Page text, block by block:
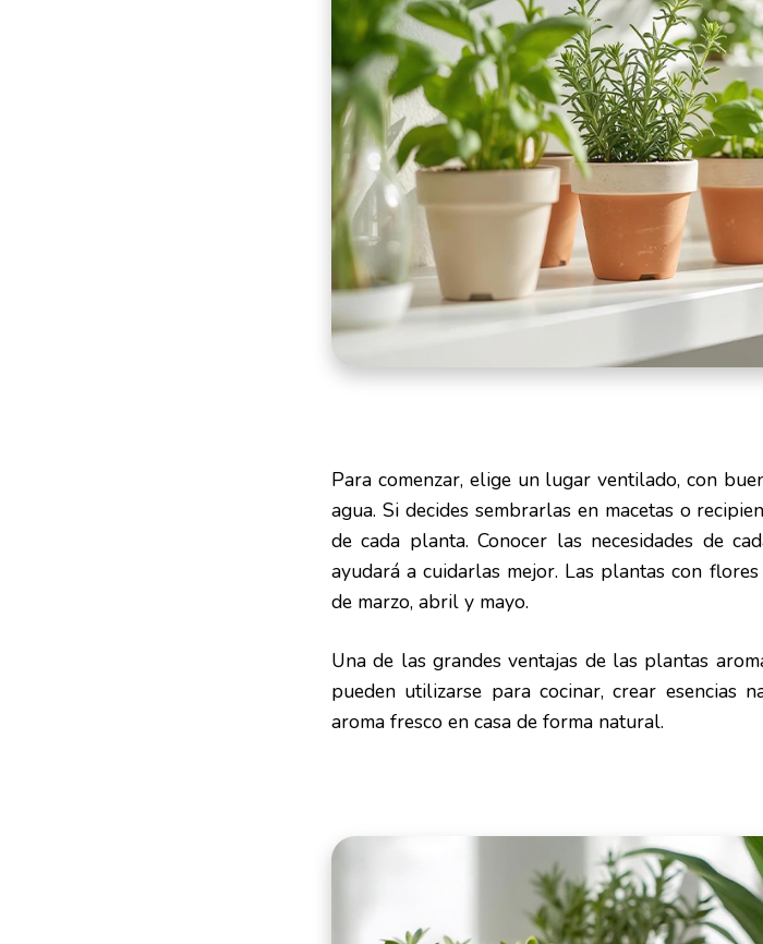
Para comenzar, elige un lugar ventilado, con
agua. Si decides sembrarlas en macetas o
de cada planta. Conocer las necesidades de
ayudará a cuidarlas mejor. Las plantas con
de marzo, abril y mayo.
Una de las grandes ventajas de las plantas
pueden utilizarse para cocinar, crear esencias
aroma fresco en casa de forma natural.